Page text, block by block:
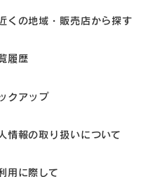
くの地域・販売店から探す
履歴
クアップ
情報の取り扱いについて
用に際して